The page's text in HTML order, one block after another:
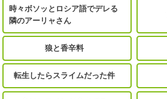
時々ボソッとロシア語でデレる
隣のアーリャさん
狼と香辛料
転生したらスライムだった件